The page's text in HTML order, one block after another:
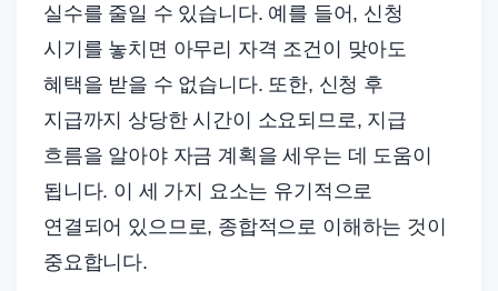
실수를 줄일 수 있습니다. 예를 들어, 신청
시기를 놓치면 아무리 자격 조건이 맞아도
혜택을 받을 수 없습니다. 또한, 신청 후
지급까지 상당한 시간이 소요되므로, 지급
흐름을 알아야 자금 계획을 세우는 데 도움이
됩니다. 이 세 가지 요소는 유기적으로
연결되어 있으므로, 종합적으로 이해하는 것이
중요합니다.